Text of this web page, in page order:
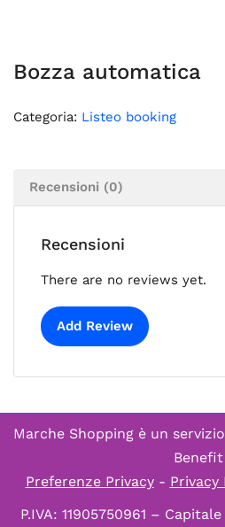
Bozza automatica
Categoria: Listeo booking
Recensioni (0)
Recensioni
There are no reviews yet.
Add Review
Marche Shopping è un
Benefit
Preferenze Privacy- Privacy
P.IVA: 11905750961 –